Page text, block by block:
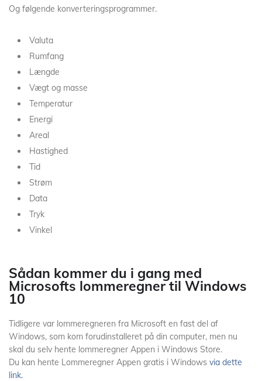
Og følgende konverteringsprogrammer.
Valuta
Rumfang
Længde
Vægt og masse
Temperatur
Energi
Areal
Hastighed
Tid
Strøm
Data
Tryk
Vinkel
Sådan kommer du i gang med
Microsofts lommeregner til Windows
10
Tidligere var lommeregneren fra Microsoft en fast del af
Windows, som kom forudinstalleret på din computer, men nu
skal du selv hente lommeregner Appen i Windows Store.
Du kan hente Lommeregner Appen gratis i Windows via dette
link.